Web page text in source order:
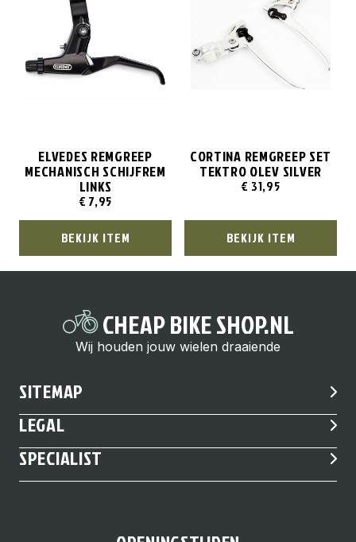
ELVEDES REMGREEP
MECHANISCH SCHIJFREM
LINKS
€ 7,95
BEKIJK ITEM
CORTINA REMGREEP SET
TEKTRO OLEV SILVER
€ 31,95
BEKIJK ITEM
CHEAP BIKE SHOP.NL
Wij houden jouw wielen draaiende
SITEMAP
LEGAL
SPECIALIST